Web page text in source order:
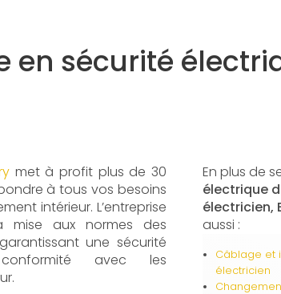
en sécurité
met à profit plus de 30
à tous vos besoins
intérieur. L’entreprise
mise aux normes des
une sécurité
avec les
En plus de
électrique
électricien,
aussi :
Câblage et
électricien